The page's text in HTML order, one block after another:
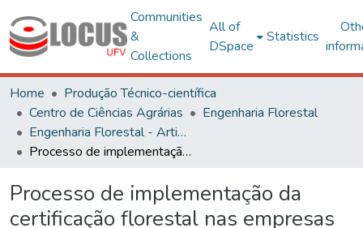
Communities
&
Collections
All of
DSpace
Statistics
Home
Produção Técnico-científica
Centro de Ciências Agrárias
Engenharia Florestal
Engenharia Florestal - Artigos
Processo de implementação da certificação florestal nas empresas moveleiras nacionais
Processo de implementação da
certificação florestal nas empresas